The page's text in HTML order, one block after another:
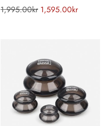
1,995.00kr 1,595.00kr